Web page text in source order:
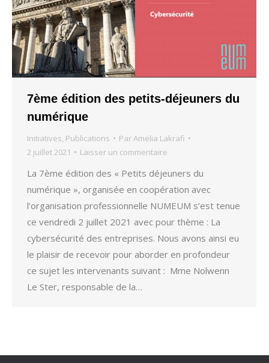
7ème édition des petits-déjeuners du
numérique
Initiatives, Publications ParAmelia Lakrafi
2 juillet 2021
Laisser un commentaire
La 7ème édition des « Petits déjeuners du
numérique », organisée en coopération avec
l’organisation professionnelle NUMEUM s’est tenue
ce vendredi 2 juillet 2021 avec pour thème : La
cybersécurité des entreprises. Nous avons ainsi eu
le plaisir de recevoir pour aborder en profondeur
ce sujet les intervenants suivant : Mme Nolwenn
Le Ster, responsable de la…